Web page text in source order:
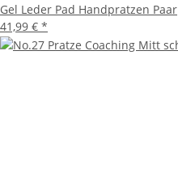
Gel Leder Pad Handpratzen Paar
41,99 € *